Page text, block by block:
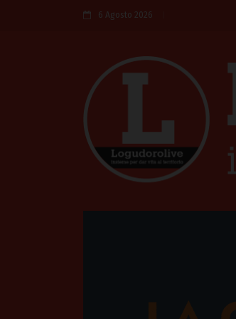
6 Agosto 2026